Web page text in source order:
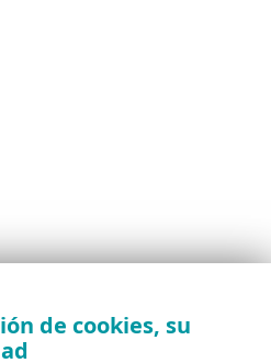
de cookies, su